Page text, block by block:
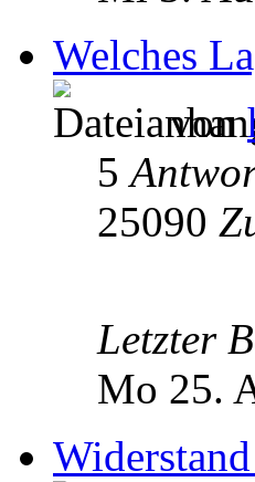
Welches
von
5
25090
Letzter
Mo 25.